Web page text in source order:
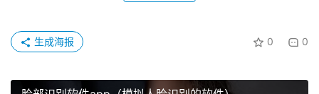
0 0
生成海报